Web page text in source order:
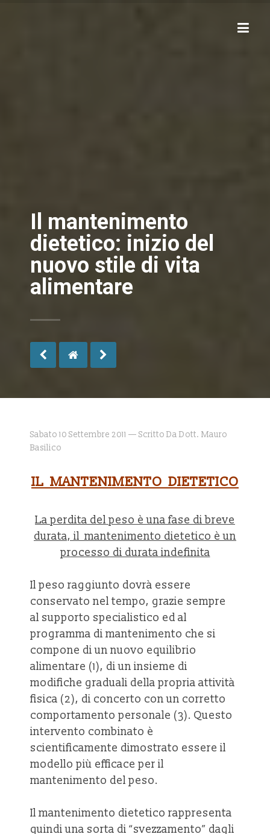
Il mantenimento
dietetico: inizio del
nuovo stile di vita
alimentare
Sabato 10 Settembre 2011 — Scritto Da Dott. Mauro
Basilico
IL MANTENIMENTO DIETETICO
La perdita del peso è una fase di breve
durata, il mantenimento dietetico è un
processo di durata indefinita
Il peso raggiunto dovrà essere
conservato nel tempo, grazie sempre
al supporto specialistico ed al
programma di mantenimento che si
compone di un nuovo equilibrio
alimentare (1), di un insieme di
modifiche graduali della propria attività
fisica (2), di concerto con un corretto
comportamento personale (3). Questo
intervento combinato è
scientificamente dimostrato essere il
modello più efficace per il
mantenimento del peso.
Il mantenimento dietetico rappresenta
quindi una sorta di “svezzamento” dagli